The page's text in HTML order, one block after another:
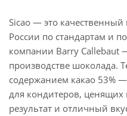
Sicao — это
России по стандартам и
компании Barry Callebaut
производстве шоколада.
содержанием какао 53%
для кондитеров,
результат и отличный